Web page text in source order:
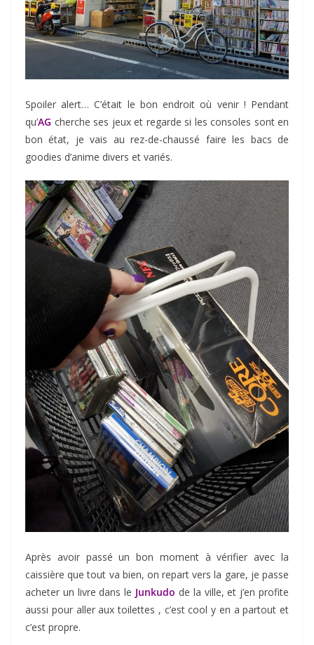
Spoiler alert… C’était le bon endroit où venir ! Pendant
qu’AG cherche ses jeux et regarde si les consoles sont en
bon état, je vais au rez-de-chaussé faire les bacs de
goodies d’anime divers et variés.
Après avoir passé un bon moment à vérifier avec la
caissière que tout va bien, on repart vers la gare, je passe
acheter un livre dans le Junkudo de la ville, et j’en profite
aussi pour aller aux toilettes , c’est cool y en a partout et
c’est propre.